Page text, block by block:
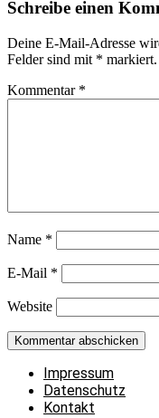
Schreibe einen
Deine E-Mail-Adresse
Felder sind mit * markiert.
Kommentar *
Name *
E-Mail *
Website
Impressum
Datenschutz
Kontakt